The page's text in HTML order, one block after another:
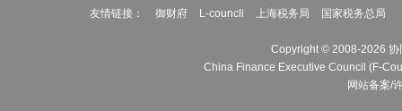
友情链接： 御财府 L-councli 上海税务局 国家税务总局
Copyright © 2008-2026 协
China Finance Executive Council (F-
网站备案/